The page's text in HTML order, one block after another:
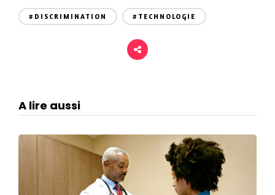
#DISCRIMINATION #TECHNOLOGIE
A lire aussi